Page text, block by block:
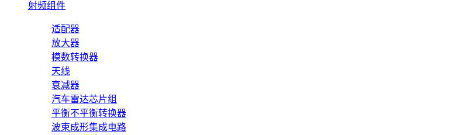
射频组件
适配器
放大器
模数转换器
天线
衰减器
汽车雷达芯片组
平衡不平衡转换器
波束成形集成电路